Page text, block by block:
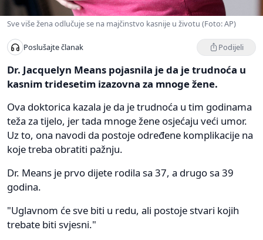
Sve više žena odlučuje se na majčinstvo kasnije u životu (Foto: AP)
Poslušajte članak Podijeli
Dr. Jacquelyn Means pojasnila je da je trudnoća u
kasnim tridesetim izazovna za mnoge žene.
Ova doktorica kazala je da je trudnoća u tim godinama
teža za tijelo, jer tada mnoge žene osjećaju veći umor.
Uz to, ona navodi da postoje određene komplikacije na
koje treba obratiti pažnju.
Dr. Means je prvo dijete rodila sa 37, a drugo sa 39
godina.
"Uglavnom će sve biti u redu, ali postoje stvari kojih
trebate biti svjesni."